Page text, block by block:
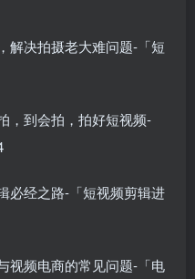
解决拍摄老大难问题-「短
，到会拍，拍好短视频-
必经之路-「短视频剪辑进
视频电商的常见问题-「电